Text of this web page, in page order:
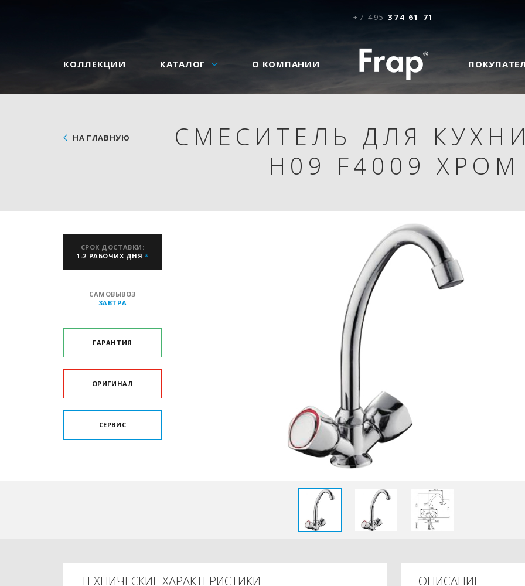
+7 495 374 61 71
КОЛЛЕКЦИИ КАТАЛОГ О КОМПАНИИ
СМЕСИТЕЛЬ ДЛЯ КУХНИ
H09 F4009 ХРОМ
НА ГЛАВНУЮ
СРОК ДОСТАВКИ:
1-2 РАБОЧИХ ДНЯ*
САМОВЫВОЗ
ЗАВТРА
ГАРАНТИЯ
ОРИГИНАЛ
СЕРВИС
ТЕХНИЧЕСКИЕ ХАРАКТЕРИСТИКИ ОПИСАНИЕ